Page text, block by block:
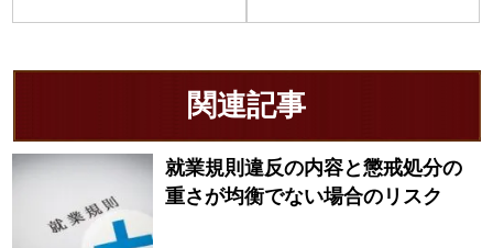
関連記事
就業規則違反の内容と懲戒処分の
重さが均衡でない場合のリスク